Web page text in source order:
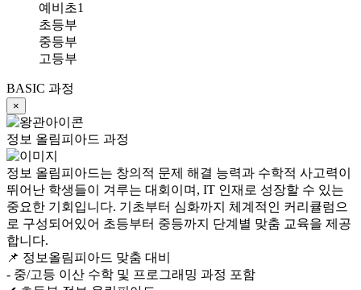
예비초1
초등부
중등부
고등부
BASIC 과정
×
정보 올림피아드 과정
정보 올림피아드는 창의적 문제 해결 능력과 수학적 사고력이
뛰어난 학생들이 겨루는 대회이며, IT 인재로 성장할 수 있는
중요한 기회입니다. 기초부터 심화까지 체계적인 커리큘럼으
로 구성되어있어 초등부터 중등까지 단계별 맞춤 교육을 제공
합니다.
📌 정보올림피아드 맞춤 대비
- 중/고등 이산 수학 및 프로그래밍 과정 포함